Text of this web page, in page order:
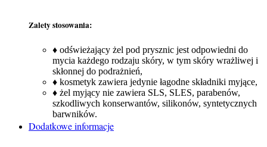
Zalety stosowania:
♦ odświeżający żel pod prysznic jest odpowiedni do
mycia każdego rodzaju skóry, w tym skóry wrażliwej i
skłonnej do podrażnień,
♦ kosmetyk zawiera jedynie łagodne składniki myjące,
♦ żel myjący nie zawiera SLS, SLES, parabenów,
szkodliwych konserwantów, silikonów, syntetycznych
barwników.
Dodatkowe informacje